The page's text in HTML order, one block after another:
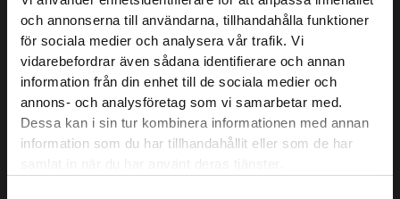
och annonserna till användarna, tillhandahålla funktioner
för sociala medier och analysera vår trafik. Vi
vidarebefordrar även sådana identifierare och annan
information från din enhet till de sociala medier och
annons- och analysföretag som vi samarbetar med.
Dessa kan i sin tur kombinera informationen med annan
information som du har tillhandahållit eller som de har
Upptäck liknande recept